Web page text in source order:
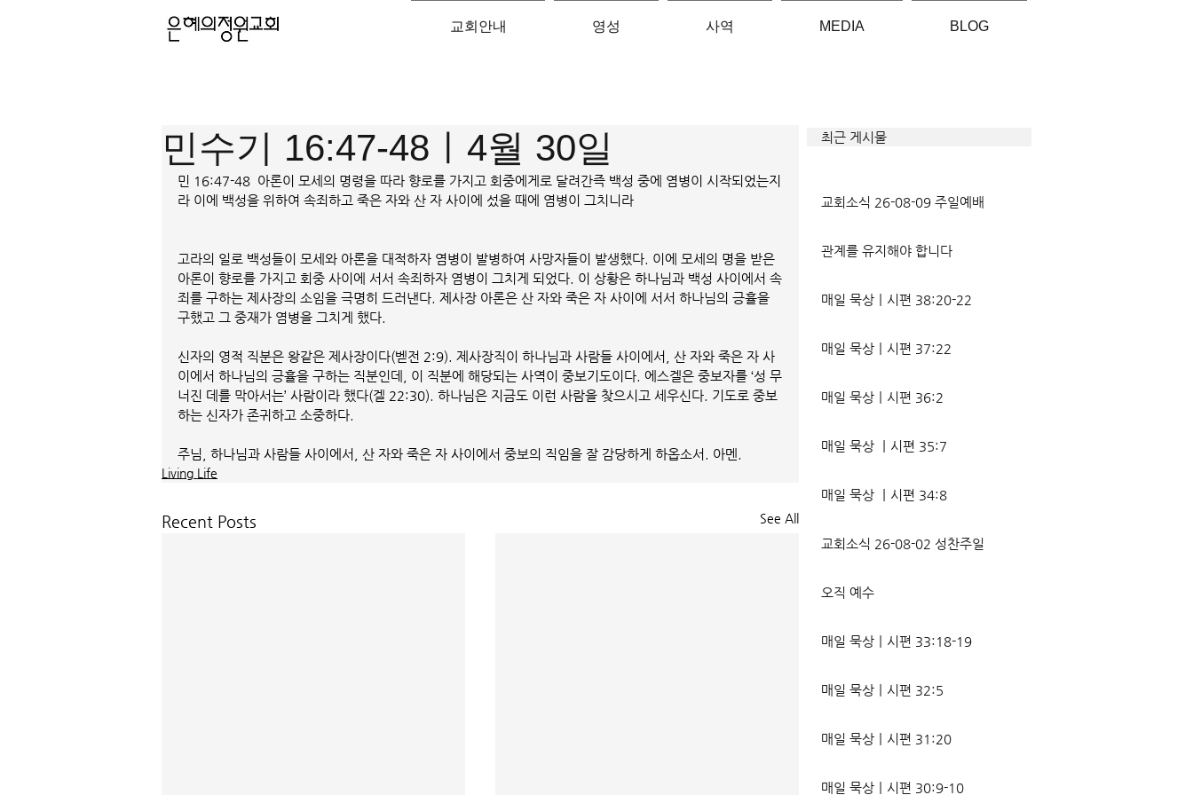
교회안내 영성 사역 MEDIA BLOG
최근 게시물
민수기 16:47-48ㅣ4월 30일
민 16:47-48  아론이 모세의 명령을 따라 향로를 가지고 회중에게로 달려간즉 백성 중에 염병이 시작되었는지
라 이에 백성을 위하여 속죄하고 죽은 자와 산 자 사이에 섰을 때에 염병이 그치니라
고라의 일로 백성들이 모세와 아론을 대적하자 염병이 발병하여 사망자들이 발생했다. 이에 모세의 명을 받은
아론이 향로를 가지고 회중 사이에 서서 속죄하자 염병이 그치게 되었다. 이 상황은 하나님과 백성 사이에서 속
죄를 구하는 제사장의 소임을 극명히 드러낸다. 제사장 아론은 산 자와 죽은 자 사이에 서서 하나님의 긍휼을
구했고 그 중재가 염병을 그치게 했다.
신자의 영적 직분은 왕같은 제사장이다(벧전 2:9). 제사장직이 하나님과 사람들 사이에서, 산 자와 죽은 자 사
이에서 하나님의 긍휼을 구하는 직분인데, 이 직분에 해당되는 사역이 중보기도이다. 에스겔은 중보자를 ‘성 무
너진 데를 막아서는’ 사람이라 했다(겔 22:30). 하나님은 지금도 이런 사람을 찾으시고 세우신다. 기도로 중보
하는 신자가 존귀하고 소중하다.
주님, 하나님과 사람들 사이에서, 산 자와 죽은 자 사이에서 중보의 직임을 잘 감당하게 하옵소서. 아멘.
Living Life
Recent Posts See All
교회소식 26-08-09 주일예배
관계를 유지해야 합니다
매일 묵상ㅣ시편 38:20-22
매일 묵상ㅣ시편 37:22
매일 묵상ㅣ시편 36:2
매일 묵상 ㅣ시편 35:7
매일 묵상 ㅣ시편 34:8
교회소식 26-08-02 성찬주일
오직 예수
매일 묵상ㅣ시편 33:18-19
매일 묵상ㅣ시편 32:5
매일 묵상ㅣ시편 31:20
매일 묵상ㅣ시편 30:9-10